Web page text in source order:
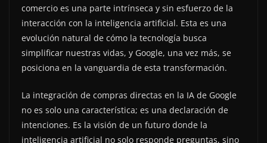
comercio es una parte intrínseca y sin esfuerzo de la
interacción con la inteligencia artificial. Esta es una
evolución natural de cómo la tecnología busca
simplificar nuestras vidas, y Google, una vez más, se
posiciona en la vanguardia de esta transformación.
La integración de compras directas en la IA de Google
no es solo una característica; es una declaración de
intenciones. Es la visión de un futuro donde la
inteligencia artificial no solo responde preguntas, sino